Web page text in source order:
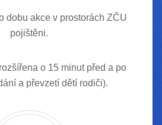
dobu akce v prostorách ZČU
pojištěni.
o 15 minut před a po
a převzetí dětí rodiči).